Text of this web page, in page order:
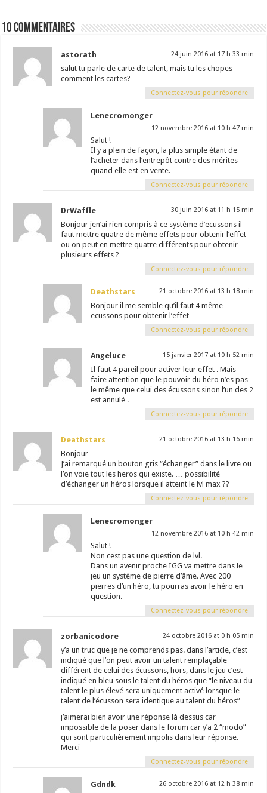
10 Commentaires
astorath 24 juin 2016 at 17 h 33 min
salut tu parle de carte de talent, mais tu les chopes
comment les cartes?
Connectez-vous pour répondre
Lenecromonger
12 novembre 2016 at 10 h 47 min
Salut !
Il y a plein de façon, la plus simple étant de
l’acheter dans l’entrepôt contre des mérites
quand elle est en vente.
Connectez-vous pour répondre
DrWaffle 30 juin 2016 at 11 h 15 min
Bonjour jen’ai rien compris à ce système d’ecussons il
faut mettre quatre de même effets pour obtenir l’effet
ou on peut en mettre quatre différents pour obtenir
plusieurs effets ?
Connectez-vous pour répondre
Deathstars 21 octobre 2016 at 13 h 18 min
Bonjour il me semble qu’il faut 4 même
ecussons pour obtenir l’effet
Connectez-vous pour répondre
Angeluce 15 janvier 2017 at 10 h 52 min
Il faut 4 pareil pour activer leur effet . Mais
faire attention que le pouvoir du héro n’es pas
le même que celui des écussons sinon l’un des 2
est annulé .
Connectez-vous pour répondre
Deathstars 21 octobre 2016 at 13 h 16 min
Bonjour
J’ai remarqué un bouton gris “échanger” dans le livre ou
l’on voie tout les heros qui existe. … possibilité
d’échanger un héros lorsque il atteint le lvl max ??
Connectez-vous pour répondre
Lenecromonger
12 novembre 2016 at 10 h 42 min
Salut !
Non cest pas une question de lvl.
Dans un avenir proche IGG va mettre dans le
jeu un système de pierre d’âme. Avec 200
pierres d’un héro, tu pourras avoir le héro en
question.
Connectez-vous pour répondre
zorbanicodore 24 octobre 2016 at 0 h 05 min
y’a un truc que je ne comprends pas. dans l’article, c’est
indiqué que l’on peut avoir un talent remplaçable
différent de celui des écussons, hors, dans le jeu c’est
indiqué en bleu sous le talent du héros que “le niveau du
talent le plus élevé sera uniquement activé lorsque le
talent de l’écusson sera identique au talent du héros”
j’aimerai bien avoir une réponse là dessus car
impossible de la poser dans le forum car y’a 2 “modo”
qui sont particulièrement impolis dans leur réponse.
Merci
Connectez-vous pour répondre
Gdndk 26 octobre 2016 at 12 h 38 min